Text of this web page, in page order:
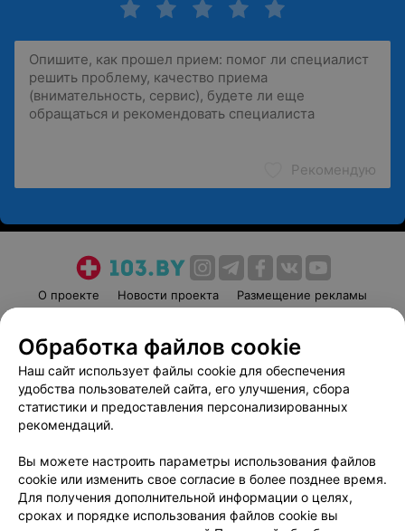
Рекомендую
О проекте Новости проекта
Размещение рекламы
Пользовательское соглашение
Способы оплаты
Вакансии
Партнеры
Написать руководителю 103.by
Обработка персональных данных
Обработка файлов cookie
Наш сайт использует файлы cookie для обеспечения
удобства пользователей сайта, его улучшения, сбора
статистики и предоставления персонализированных
рекомендаций.
Вы можете настроить параметры использования файлов
cookie или изменить свое согласие в более позднее время.
Для получения дополнительной информации о целях,
сроках и порядке использования файлов cookie вы